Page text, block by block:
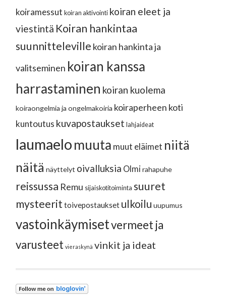
koiramessut koiran aktivointi koiran eleet ja
viestintä Koiran hankintaa
suunnitteleville koiran hankinta ja
valitseminen koiran kanssa
harrastaminen koiran kuolema
koiraongelmia ja ongelmakoiria koiraperheen koti
kuntoutus kuvapostaukset lahjaideat
laumaelomuuta muut eläimet niitä
näitä näyttelyt oivalluksia Olmi rahapuhe
reissussa Remu sijaiskotitoiminta suuret
mysteerit toivepostaukset ulkoilu uupumus
vastoinkäymisetvermeet ja
varusteet vieraskynä vinkit ja ideat